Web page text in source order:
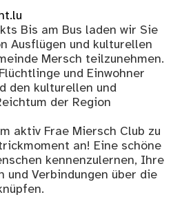
Bis am Bus laden wir Sie
Ausflügen und kulturellen
Mersch teilzunehmen.
und Einwohner
den kulturellen und
der Region
aktiv Frae Miersch Club zu
an! Eine schöne
kennenzulernen, Ihre
und Verbindungen über die